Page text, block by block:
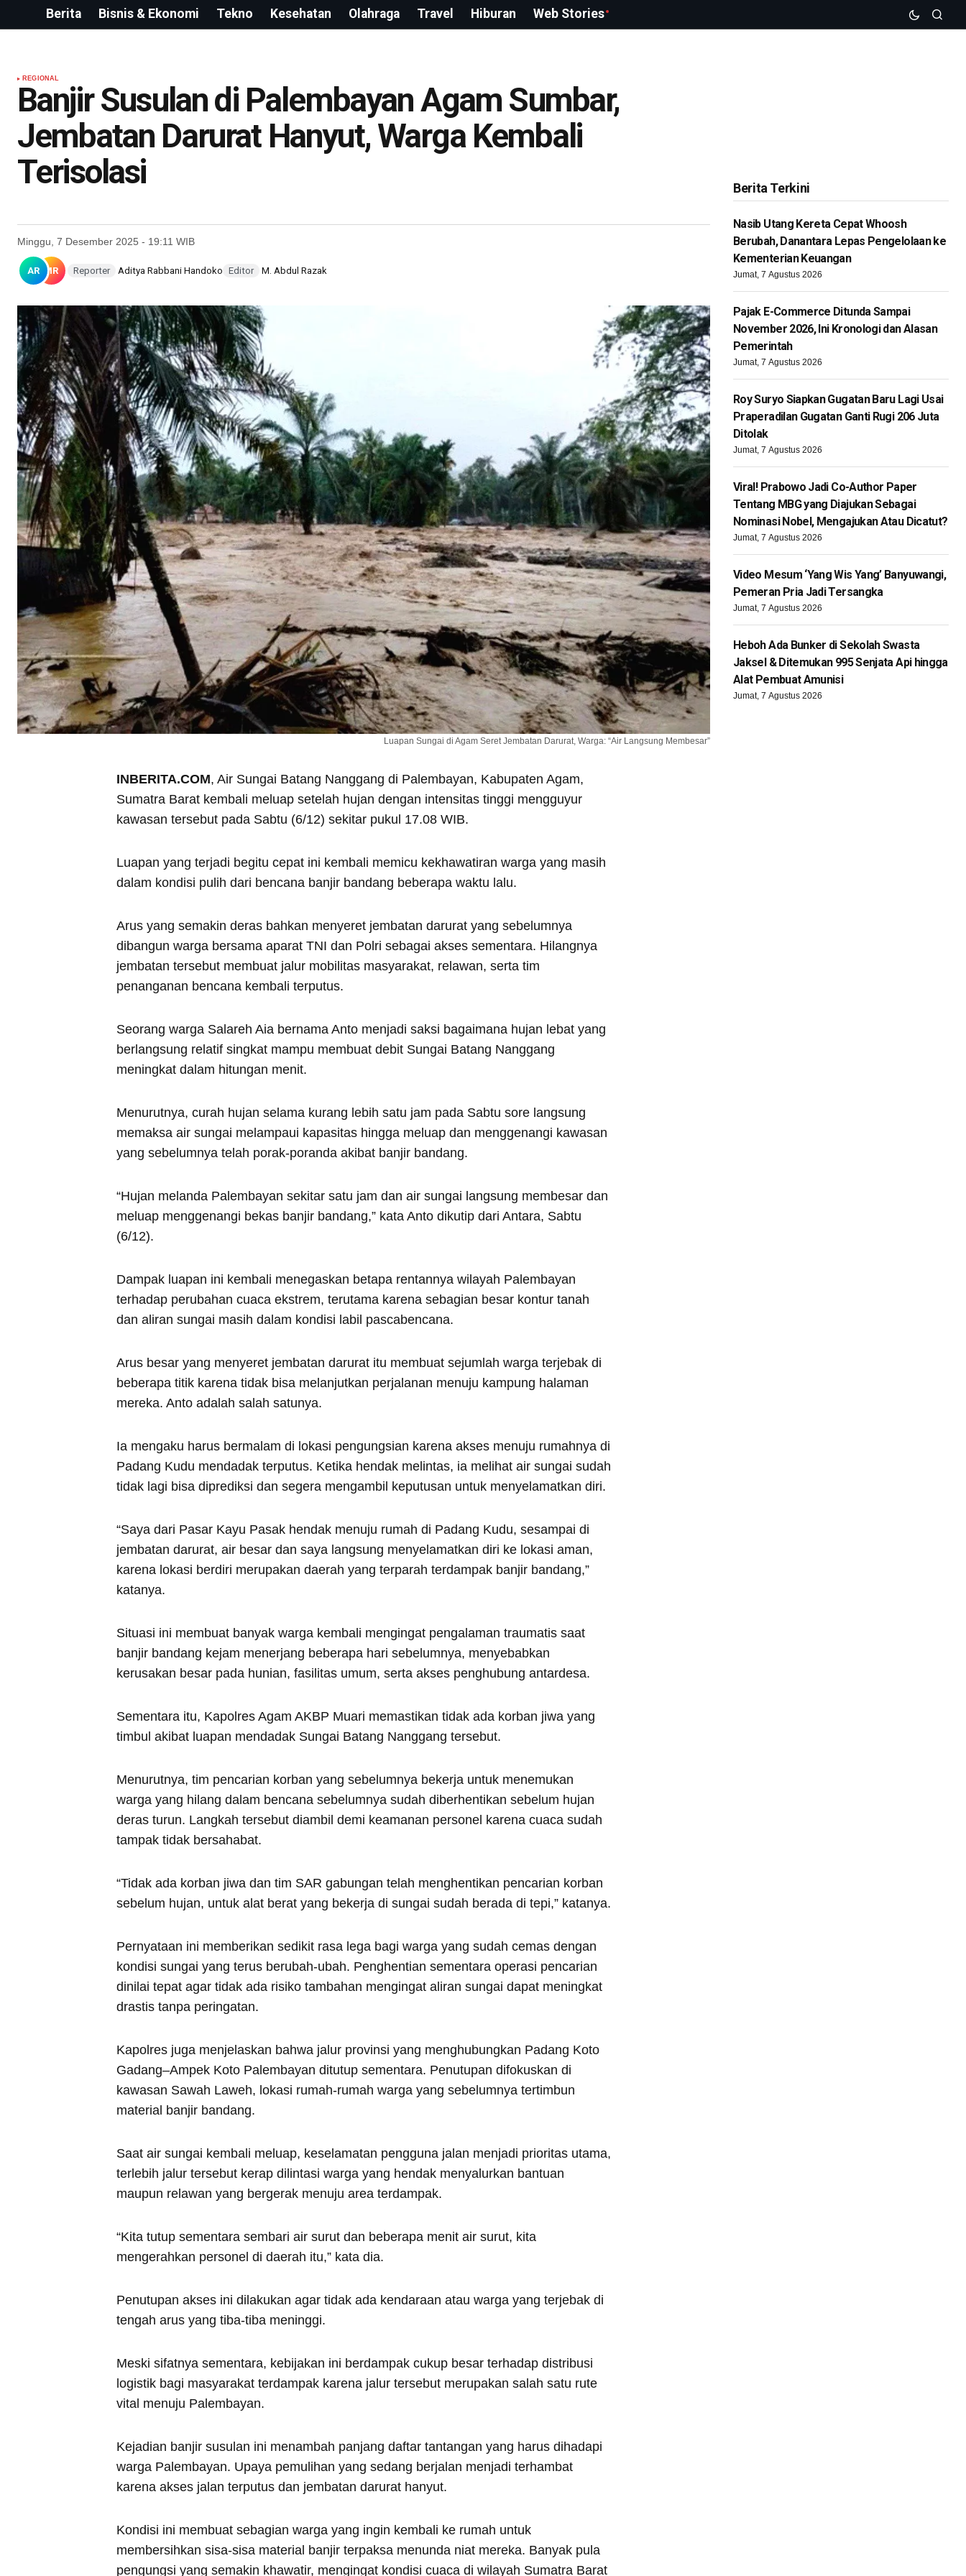
Berita Bisnis & Ekonomi Tekno Kesehatan Olahraga Travel Hiburan Web Stories
REGIONAL
Banjir Susulan di Palembayan Agam Sumbar,
Jembatan Darurat Hanyut, Warga Kembali
Terisolasi
Minggu, 7 Desember 2025 - 19:11 WIB
AR MR Reporter Aditya Rabbani Handoko Editor M. Abdul Razak
Luapan Sungai di Agam Seret Jembatan Darurat, Warga: “Air Langsung Membesar”
INBERITA.COM, Air Sungai Batang Nanggang di Palembayan, Kabupaten Agam,
Sumatra Barat kembali meluap setelah hujan dengan intensitas tinggi mengguyur
kawasan tersebut pada Sabtu (6/12) sekitar pukul 17.08 WIB.
Luapan yang terjadi begitu cepat ini kembali memicu kekhawatiran warga yang masih
dalam kondisi pulih dari bencana banjir bandang beberapa waktu lalu.
Arus yang semakin deras bahkan menyeret jembatan darurat yang sebelumnya
dibangun warga bersama aparat TNI dan Polri sebagai akses sementara. Hilangnya
jembatan tersebut membuat jalur mobilitas masyarakat, relawan, serta tim
penanganan bencana kembali terputus.
Seorang warga Salareh Aia bernama Anto menjadi saksi bagaimana hujan lebat yang
berlangsung relatif singkat mampu membuat debit Sungai Batang Nanggang
meningkat dalam hitungan menit.
Menurutnya, curah hujan selama kurang lebih satu jam pada Sabtu sore langsung
memaksa air sungai melampaui kapasitas hingga meluap dan menggenangi kawasan
yang sebelumnya telah porak-poranda akibat banjir bandang.
“Hujan melanda Palembayan sekitar satu jam dan air sungai langsung membesar dan
meluap menggenangi bekas banjir bandang,” kata Anto dikutip dari Antara, Sabtu
(6/12).
Dampak luapan ini kembali menegaskan betapa rentannya wilayah Palembayan
terhadap perubahan cuaca ekstrem, terutama karena sebagian besar kontur tanah
dan aliran sungai masih dalam kondisi labil pascabencana.
Arus besar yang menyeret jembatan darurat itu membuat sejumlah warga terjebak di
beberapa titik karena tidak bisa melanjutkan perjalanan menuju kampung halaman
mereka. Anto adalah salah satunya.
Ia mengaku harus bermalam di lokasi pengungsian karena akses menuju rumahnya di
Padang Kudu mendadak terputus. Ketika hendak melintas, ia melihat air sungai sudah
tidak lagi bisa diprediksi dan segera mengambil keputusan untuk menyelamatkan diri.
“Saya dari Pasar Kayu Pasak hendak menuju rumah di Padang Kudu, sesampai di
jembatan darurat, air besar dan saya langsung menyelamatkan diri ke lokasi aman,
karena lokasi berdiri merupakan daerah yang terparah terdampak banjir bandang,”
katanya.
Situasi ini membuat banyak warga kembali mengingat pengalaman traumatis saat
banjir bandang kejam menerjang beberapa hari sebelumnya, menyebabkan
kerusakan besar pada hunian, fasilitas umum, serta akses penghubung antardesa.
Sementara itu, Kapolres Agam AKBP Muari memastikan tidak ada korban jiwa yang
timbul akibat luapan mendadak Sungai Batang Nanggang tersebut.
Menurutnya, tim pencarian korban yang sebelumnya bekerja untuk menemukan
warga yang hilang dalam bencana sebelumnya sudah diberhentikan sebelum hujan
deras turun. Langkah tersebut diambil demi keamanan personel karena cuaca sudah
tampak tidak bersahabat.
“Tidak ada korban jiwa dan tim SAR gabungan telah menghentikan pencarian korban
sebelum hujan, untuk alat berat yang bekerja di sungai sudah berada di tepi,” katanya.
Pernyataan ini memberikan sedikit rasa lega bagi warga yang sudah cemas dengan
kondisi sungai yang terus berubah-ubah. Penghentian sementara operasi pencarian
dinilai tepat agar tidak ada risiko tambahan mengingat aliran sungai dapat meningkat
drastis tanpa peringatan.
Kapolres juga menjelaskan bahwa jalur provinsi yang menghubungkan Padang Koto
Gadang–Ampek Koto Palembayan ditutup sementara. Penutupan difokuskan di
kawasan Sawah Laweh, lokasi rumah-rumah warga yang sebelumnya tertimbun
material banjir bandang.
Saat air sungai kembali meluap, keselamatan pengguna jalan menjadi prioritas utama,
terlebih jalur tersebut kerap dilintasi warga yang hendak menyalurkan bantuan
maupun relawan yang bergerak menuju area terdampak.
“Kita tutup sementara sembari air surut dan beberapa menit air surut, kita
mengerahkan personel di daerah itu,” kata dia.
Penutupan akses ini dilakukan agar tidak ada kendaraan atau warga yang terjebak di
tengah arus yang tiba-tiba meninggi.
Meski sifatnya sementara, kebijakan ini berdampak cukup besar terhadap distribusi
logistik bagi masyarakat terdampak karena jalur tersebut merupakan salah satu rute
vital menuju Palembayan.
Kejadian banjir susulan ini menambah panjang daftar tantangan yang harus dihadapi
warga Palembayan. Upaya pemulihan yang sedang berjalan menjadi terhambat
karena akses jalan terputus dan jembatan darurat hanyut.
Kondisi ini membuat sebagian warga yang ingin kembali ke rumah untuk
membersihkan sisa-sisa material banjir terpaksa menunda niat mereka. Banyak pula
pengungsi yang semakin khawatir, mengingat kondisi cuaca di wilayah Sumatra Barat
Berita Terkini
Nasib Utang Kereta Cepat Whoosh
Berubah, Danantara Lepas Pengelolaan ke
Kementerian Keuangan
Jumat, 7 Agustus 2026
Pajak E-Commerce Ditunda Sampai
November 2026, Ini Kronologi dan Alasan
Pemerintah
Jumat, 7 Agustus 2026
Roy Suryo Siapkan Gugatan Baru Lagi Usai
Praperadilan Gugatan Ganti Rugi 206 Juta
Ditolak
Jumat, 7 Agustus 2026
Viral! Prabowo Jadi Co-Author Paper
Tentang MBG yang Diajukan Sebagai
Nominasi Nobel, Mengajukan Atau Dicatut?
Jumat, 7 Agustus 2026
Video Mesum ‘Yang Wis Yang’ Banyuwangi,
Pemeran Pria Jadi Tersangka
Jumat, 7 Agustus 2026
Heboh Ada Bunker di Sekolah Swasta
Jaksel & Ditemukan 995 Senjata Api hingga
Alat Pembuat Amunisi
Jumat, 7 Agustus 2026